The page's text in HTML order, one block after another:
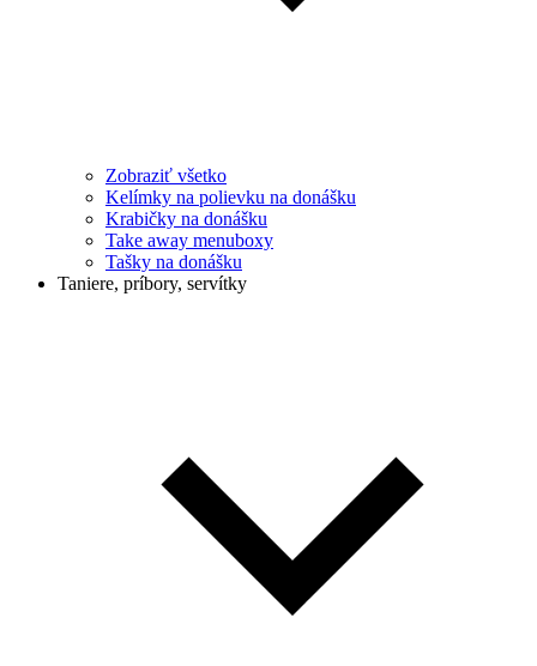
Zobraziť všetko
Kelímky na polievku na donášku
Krabičky na donášku
Take away menuboxy
Tašky na donášku
Taniere, príbory, servítky